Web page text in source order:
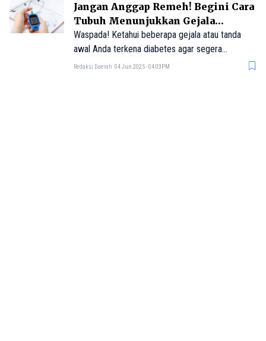
Jangan Anggap Remeh! Begini Cara
Tubuh Menunjukkan Gejala
Diabetes
Waspada! Ketahui beberapa gejala atau tanda
awal Anda terkena diabetes agar segera
mendapatkan pengobatan lebih awal.
Redaksi Daerah 04 Jun 2025 - 04:03PM